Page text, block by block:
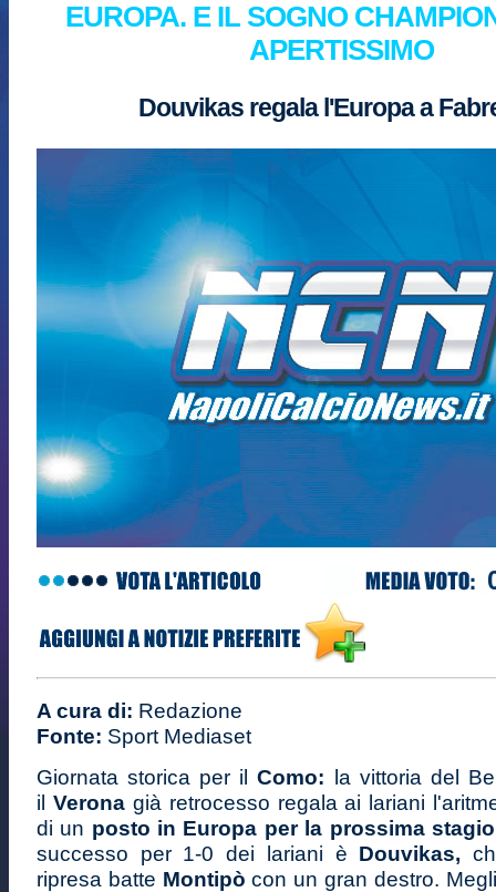
EUROPA. E IL SOGNO
APERTISSIMO
Douvikas regala l'Europa a
A cura di: Redazione
Fonte: Sport Mediaset
Giornata storica per ilComo: la vittoria del
il Veronagià retrocesso regala ai lariani
di un posto in Europa per la prossima
successo per 1-0 dei lariani è Douvikas,
ripresa batte Montipò con un gran destro.